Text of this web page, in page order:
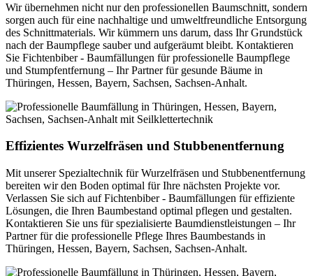
Wir übernehmen nicht nur den professionellen Baumschnitt, sondern
sorgen auch für eine nachhaltige und umweltfreundliche Entsorgung
des Schnittmaterials. Wir kümmern uns darum, dass Ihr Grundstück
nach der Baumpflege sauber und aufgeräumt bleibt. Kontaktieren
Sie Fichtenbiber - Baumfällungen für professionelle Baumpflege
und Stumpfentfernung – Ihr Partner für gesunde Bäume in
Thüringen, Hessen, Bayern, Sachsen, Sachsen-Anhalt.
Effizientes Wurzelfräsen und Stubbenentfernung
Mit unserer Spezialtechnik für Wurzelfräsen und Stubbenentfernung
bereiten wir den Boden optimal für Ihre nächsten Projekte vor.
Verlassen Sie sich auf Fichtenbiber - Baumfällungen für effiziente
Lösungen, die Ihren Baumbestand optimal pflegen und gestalten.
Kontaktieren Sie uns für spezialisierte Baumdienstleistungen – Ihr
Partner für die professionelle Pflege Ihres Baumbestands in
Thüringen, Hessen, Bayern, Sachsen, Sachsen-Anhalt.